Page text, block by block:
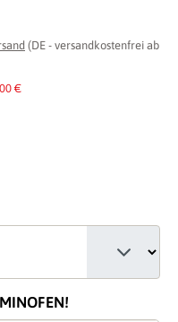
5 Sternen
(DE - versandkostenfrei ab
€